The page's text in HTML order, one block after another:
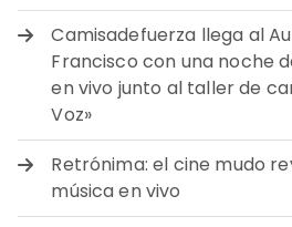
Camisadefuerza llega al
Francisco con una noche
en vivo junto al taller de
Voz»
Retrónima: el cine mudo
música en vivo